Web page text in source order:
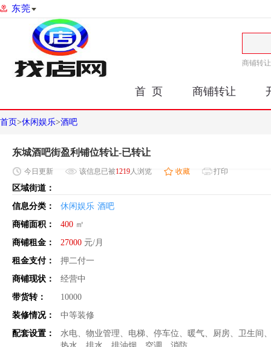
东莞
商铺转让
首 页 商铺转让
首页>休闲娱乐>酒吧
东城酒吧街盈利铺位转让-已转让
今日 更新 该信息已被1219人浏览 收藏 打印
区域街道：
信息分类：
休闲娱乐 酒吧
商铺面积：
400 ㎡
商铺租金：
27000 元/月
租金支付：
押二付一
商铺现状：
经营中
带货转：
10000
装修情况：
中等装修
配套设置：
水电、物业管理、电梯、停车位、暖气、厨房、卫生间